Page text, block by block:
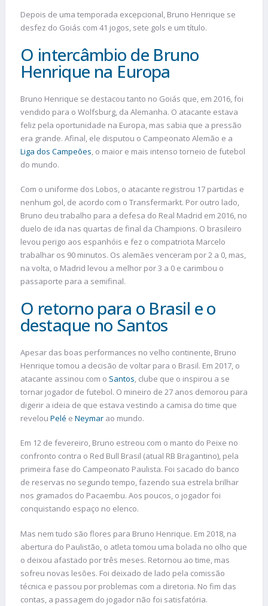
Depois de uma temporada excepcional, Bruno Henrique se
desfez do Goiás com 41 jogos, sete gols e um título.
O intercâmbio de Bruno
Henrique na Europa
Bruno Henrique se destacou tanto no Goiás que, em 2016, foi
vendido para o Wolfsburg, da Alemanha. O atacante estava
feliz pela oportunidade na Europa, mas sabia que a pressão
era grande. Afinal, ele disputou o Campeonato Alemão e a
Liga dos Campeões, o maior e mais intenso torneio de futebol
do mundo.
Com o uniforme dos Lobos, o atacante registrou 17 partidas e
nenhum gol, de acordo com o Transfermarkt. Por outro lado,
Bruno deu trabalho para a defesa do Real Madrid em 2016, no
duelo de ida nas quartas de final da Champions. O brasileiro
levou perigo aos espanhóis e fez o compatriota Marcelo
trabalhar os 90 minutos. Os alemães venceram por 2 a 0, mas,
na volta, o Madrid levou a melhor por 3 a 0 e carimbou o
passaporte para a semifinal.
O retorno para o Brasil e o
destaque no Santos
Apesar das boas performances no velho continente, Bruno
Henrique tomou a decisão de voltar para o Brasil. Em 2017, o
atacante assinou com o Santos, clube que o inspirou a se
tornar jogador de futebol. O mineiro de 27 anos demorou para
digerir a ideia de que estava vestindo a camisa do time que
revelou Pelé e Neymar ao mundo.
Em 12 de fevereiro, Bruno estreou com o manto do Peixe no
confronto contra o Red Bull Brasil (atual RB Bragantino), pela
primeira fase do Campeonato Paulista. Foi sacado do banco
de reservas no segundo tempo, fazendo sua estrela brilhar
nos gramados do Pacaembu. Aos poucos, o jogador foi
conquistando espaço no elenco.
Mas nem tudo são flores para Bruno Henrique. Em 2018, na
abertura do Paulistão, o atleta tomou uma bolada no olho que
o deixou afastado por três meses. Retornou ao time, mas
sofreu novas lesões. Foi deixado de lado pela comissão
técnica e passou por problemas com a diretoria. No fim das
contas, a passagem do jogador não foi satisfatória.